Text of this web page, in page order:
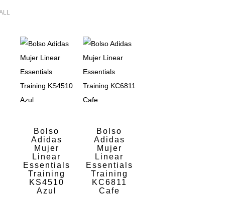
Bolso
Adidas
Mujer
Linear
Essentials
Training
KS4510
Azul
Bolso
Adidas
Mujer
Linear
Essentials
Training
KC6811
Cafe